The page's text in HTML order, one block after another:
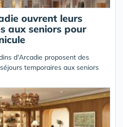
ouvrent leurs
aux seniors pour
d'Arcadie proposent des
temporaires aux seniors